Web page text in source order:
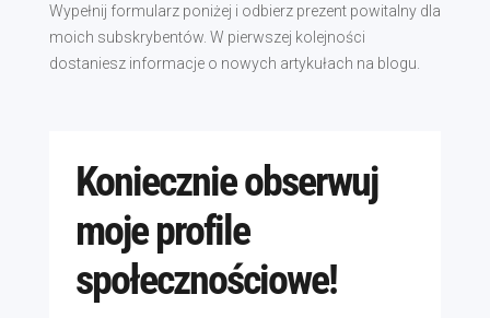
Wypełnij formularz poniżej i odbierz prezent powitalny dla
moich subskrybentów. W pierwszej kolejności
dostaniesz informacje o nowych artykułach na blogu.
Koniecznie obserwuj
moje profile
społecznościowe!